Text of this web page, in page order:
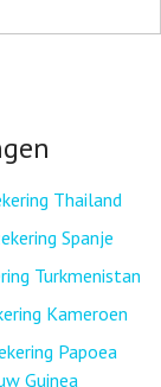
Thailand
Spanje
Turkmenistan
Kameroen
Papoea
Guinea